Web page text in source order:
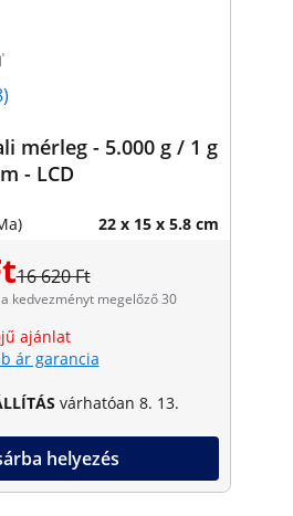
mérleg - 5.000 g / 1 g
- LCD
22 x 15 x 5.8 cm
16 620 Ft
kedvezményt megelőző 30
ajánlat
ár garancia
várhatóan 8. 13.
helyezés